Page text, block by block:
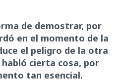
de demostrar, por
en el momento de la
el peligro de la otra
cierta cosa, por
tan esencial.